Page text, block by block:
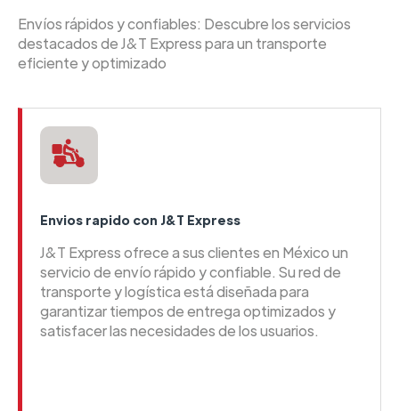
Envíos rápidos y confiables: Descubre los servicios
destacados de J&T Express para un transporte
eficiente y optimizado
Envios rapido con J&T Express
J&T Express ofrece a sus clientes en México un
servicio de envío rápido y confiable. Su red de
transporte y logística está diseñada para
garantizar tiempos de entrega optimizados y
satisfacer las necesidades de los usuarios.